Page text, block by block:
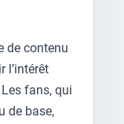
de contenu
l’intérêt
fans, qui
de base,